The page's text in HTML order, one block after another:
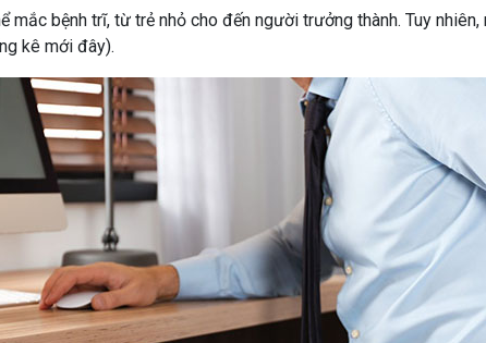
mắc bệnh trĩ, từ trẻ nhỏ cho đến người trưởng thành. Tuy
kê mới đây).